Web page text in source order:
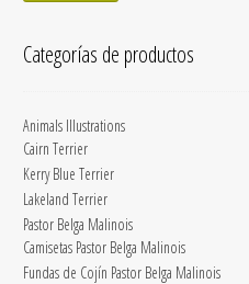
Categorías de productos
Animals Illustrations
Cairn Terrier
Kerry Blue Terrier
Lakeland Terrier
Pastor Belga Malinois
Camisetas Pastor Belga Malinois
Fundas de Cojín Pastor Belga Malinois